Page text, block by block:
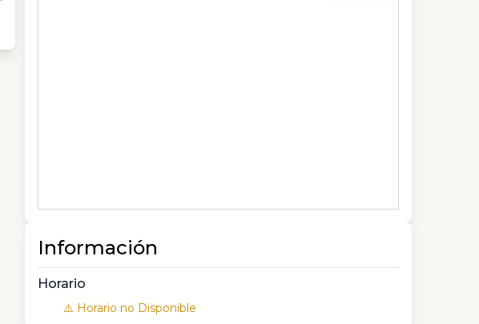
Información
Horario
⚠️ Horario no Disponible